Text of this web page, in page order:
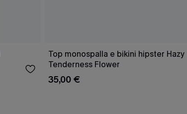
Top monospalla e bikini hipster Hazy
Tenderness Flower
35,00 €